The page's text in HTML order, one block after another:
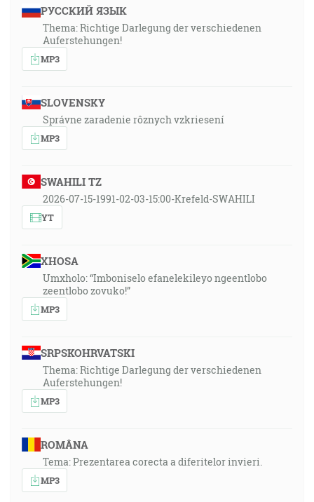
РУССКИЙ ЯЗЫК
Thema: Richtige Darlegung der verschiedenen
Auferstehungen!
MP3
SLOVENSKY
Správne zaradenie rôznych vzkriesení
MP3
SWAHILI TZ
2026-07-15-1991-02-03-15:00-Krefeld-SWAHILI
YT
XHOSA
Umxholo: “Imboniselo efanelekileyo ngeentlobo
zeentlobo zovuko!”
MP3
SRPSKOHRVATSKI
Thema: Richtige Darlegung der verschiedenen
Auferstehungen!
MP3
ROMÂNA
Tema: Prezentarea corecta a diferitelor invieri.
MP3